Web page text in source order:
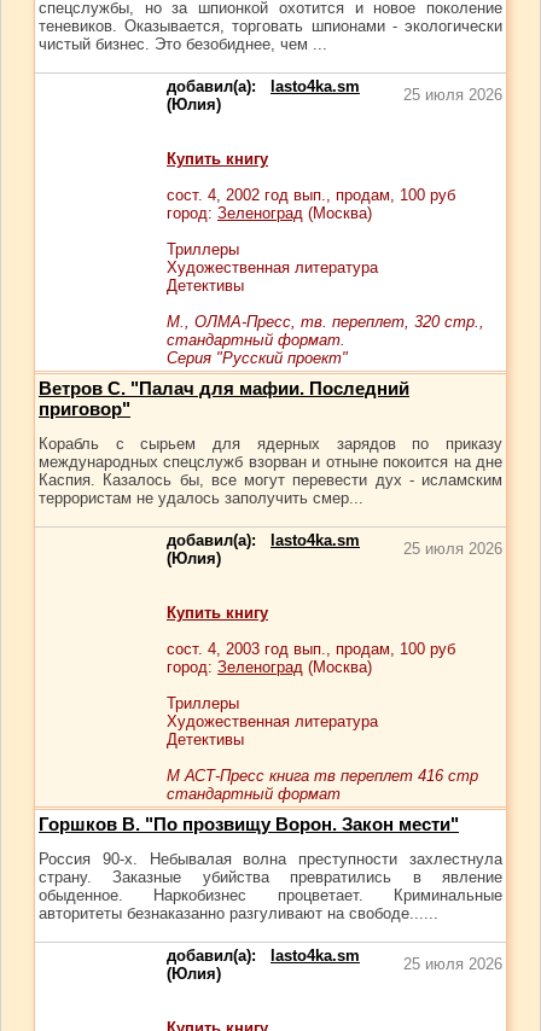
спецслужбы, но за шпионкой охотится и новое поколение
теневиков. Оказывается, торговать шпионами - экологически
чистый бизнес. Это безобиднее, чем ...
добавил(а):
lasto4ka.sm
(Юлия)
25 июля 2026
Купить книгу
сост. 4, 2002 год вып., продам, 100 руб
город: Зеленоград (Москва)
Триллеры
Художественная литература
Детективы
М., ОЛМА-Пресс, тв. переплет, 320 стр.,
стандартный формат.
Серия "Русский проект"
Ветров С. "Палач для мафии. Последний
приговор"
Корабль с сырьем для ядерных зарядов по приказу
международных спецслужб взорван и отныне покоится на дне
Каспия. Казалось бы, все могут перевести дух - исламским
террористам не удалось заполучить смер...
добавил(а):
lasto4ka.sm
(Юлия)
25 июля 2026
Купить книгу
сост. 4, 2003 год вып., продам, 100 руб
город: Зеленоград (Москва)
Триллеры
Художественная литература
Детективы
М АСТ-Пресс книга тв переплет 416 стр
стандартный формат
Горшков В. "По прозвищу Ворон. Закон мести"
Россия 90-х. Небывалая волна преступности захлестнула
страну. Заказные убийства превратились в явление
обыденное. Наркобизнес процветает. Криминальные
авторитеты безнаказанно разгуливают на свободе......
добавил(а):
lasto4ka.sm
(Юлия)
25 июля 2026